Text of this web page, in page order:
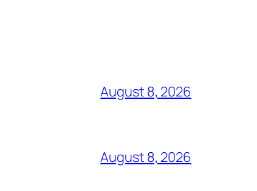
August 8, 2026
August 8, 2026